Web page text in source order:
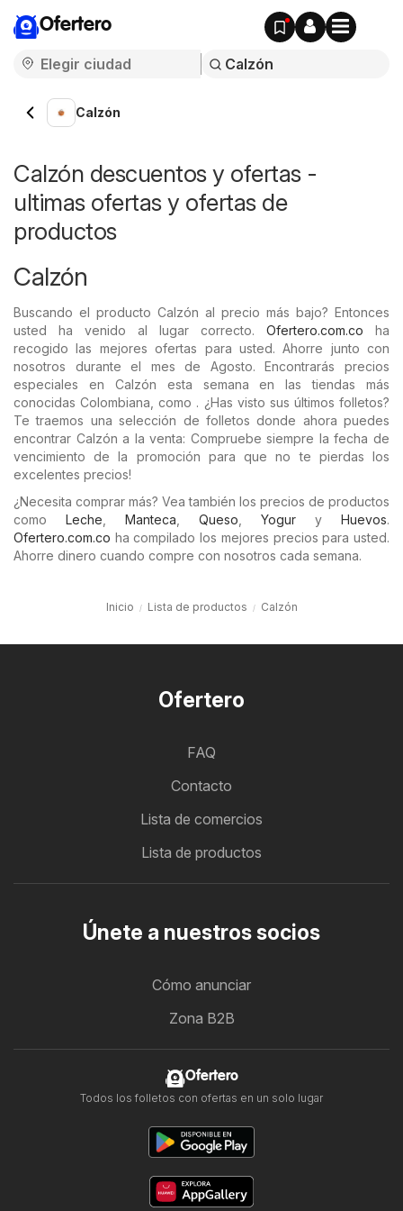
Ofertero
Calzón
Calzón descuentos y ofertas -
ultimas ofertas y ofertas de
productos
Calzón
Buscando el producto Calzón al precio más bajo? Entonces
usted ha venido al lugar correcto. Ofertero.com.co ha
recogido las mejores ofertas para usted. Ahorre junto con
nosotros durante el mes de Agosto. Encontrarás precios
especiales en Calzón esta semana en las tiendas más
conocidas Colombiana, como . ¿Has visto sus últimos folletos?
Te traemos una selección de folletos donde ahora puedes
encontrar Calzón a la venta: Compruebe siempre la fecha de
vencimiento de la promoción para que no te pierdas los
excelentes precios!
¿Necesita comprar más? Vea también los precios de productos
como Leche Manteca Queso Yogur y Huevos.
Ofertero.com.co ha compilado los mejores precios para usted.
Ahorre dinero cuando compre con nosotros cada semana.
Inicio Lista de productos Calzón
Ofertero
FAQ
Contacto
Lista de comercios
Lista de productos
Únete a nuestros socios
Cómo anunciar
Zona B2B
Ofertero
Todos los folletos con ofertas en un solo lugar